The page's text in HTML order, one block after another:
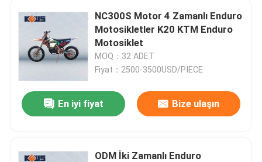
NC300S Motor 4 Zamanlı Enduro
Motosikletler K20 KTM Enduro
Motosiklet
MOQ：32 ADET
Fiyat：2500-3500USD/PIECE
En iyi fiyat Bize ulaşın
ODM İki Zamanlı Enduro